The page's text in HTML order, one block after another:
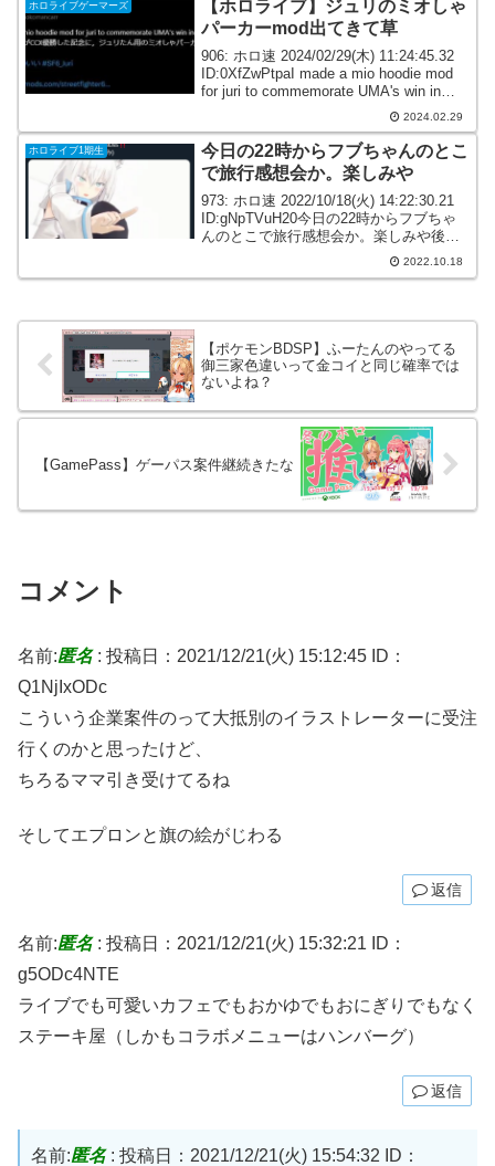
ホロライブゲーマーズ
【ホロライブ】ジュリのミオしゃ
パーカーmod出てきて草
906: ホロ速 2024/02/29(木) 11:24:45.32
ID:0XfZwPtpaI made a mio hoodie mod
for juri to commemorate UMA's win in
2024.02.29
ホロライブ1期生
今日の22時からフブちゃんのとこ
で旅行感想会か。楽しみや
973: ホロ速 2022/10/18(火) 14:22:30.21
ID:gNpTVuH20今日の22時からフブちゃ
んのとこで旅行感想会か。楽しみや後多
分明日の21時はミオしゃ、ラミィ、ルイ
姉、ころさんのホラー苦手メンバーの 幽
2022.10.18
【ポケモンBDSP】ふーたんのやってる
御三家色違いって金コイと同じ確率では
ないよね？
【GamePass】ゲーパス案件継続きたな
コメント
名前:匿名: 投稿日：2021/12/21(火) 15:12:45 ID：
Q1NjIxODc
こういう企業案件のって大抵別のイラストレーターに受注
行くのかと思ったけど、
ちろるママ引き受けてるね
そしてエプロンと旗の絵がじわる
返信
名前:匿名: 投稿日：2021/12/21(火) 15:32:21
ID：
g5ODc4NTE
ライブでも可愛いカフェでもおかゆでもおにぎりでもなく
ステーキ屋（しかもコラボメニューはハンバーグ）
返信
名前:匿名: 投稿日：2021/12/21(火) 15:54:32
ID：